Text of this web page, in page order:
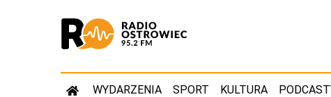
WYDARZENIA SPORT KULTURA